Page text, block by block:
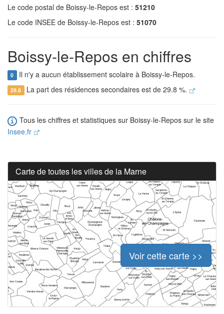
Le code postal de Boissy-le-Repos est : 51210
Le code INSEE de Boissy-le-Repos est : 51070
Boissy-le-Repos en chiffres
0 Il n'y a aucun établissement scolaire à Boissy-le-Repos.
29.8 La part des résidences secondaires est de 29.8 %.
Tous les chiffres et statistiques sur Boissy-le-Repos sur le site
Insee.fr
Carte de toutes les villes de la Marne
Voir cette carte >>